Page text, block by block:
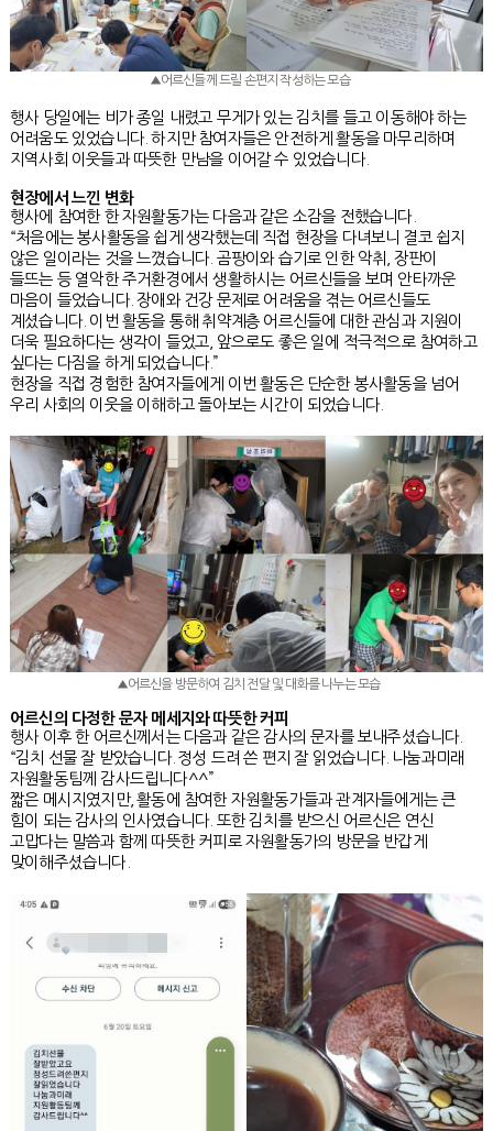
▲어르신들께 드릴 손편지 작성하는 모습
행사 당일에는 비가 종일 내렸고 무게가 있는 김치를 들고 이동해야 하는
어려움도 있었습니다. 하지만 참여자들은 안전하게 활동을 마무리하며
지역사회 이웃들과 따뜻한 만남을 이어갈 수 있었습니다.
현장에서 느낀 변화
행사에 참여한 한 자원활동가는 다음과 같은 소감을 전했습니다.
“처음에는 봉사활동을 쉽게 생각했는데 직접 현장을 다녀보니 결코 쉽지
않은 일이라는 것을 느꼈습니다. 곰팡이와 습기로 인한 악취, 장판이
들뜨는 등 열악한 주거환경에서 생활하시는 어르신들을 보며 안타까운
마음이 들었습니다. 장애와 건강 문제로 어려움을 겪는 어르신들도
계셨습니다. 이번 활동을 통해 취약계층 어르신들에 대한 관심과 지원이
더욱 필요하다는 생각이 들었고, 앞으로도 좋은 일에 적극적으로 참여하고
싶다는 다짐을 하게 되었습니다.”
현장을 직접 경험한 참여자들에게 이번 활동은 단순한 봉사활동을 넘어
우리 사회의 이웃을 이해하고 돌아보는 시간이 되었습니다.
▲어르신을 방문하여 김치 전달 및 대화를 나누는 모습
어르신의 다정한 문자 메세지와 따뜻한 커피
행사 이후 한 어르신께서는 다음과 같은 감사의 문자를 보내주셨습니다.
“김치 선물 잘 받았습니다. 정성 드려 쓴 편지 잘 읽었습니다. 나눔과미래
자원활동팀께 감사드립니다^^”
짧은 메시지였지만, 활동에 참여한 자원활동가들과 관계자들에게는 큰
힘이 되는 감사의 인사였습니다. 또한 김치를 받으신 어르신은 연신
고맙다는 말씀과 함께 따뜻한 커피로 자원활동가의 방문을 반갑게
맞이해주셨습니다.